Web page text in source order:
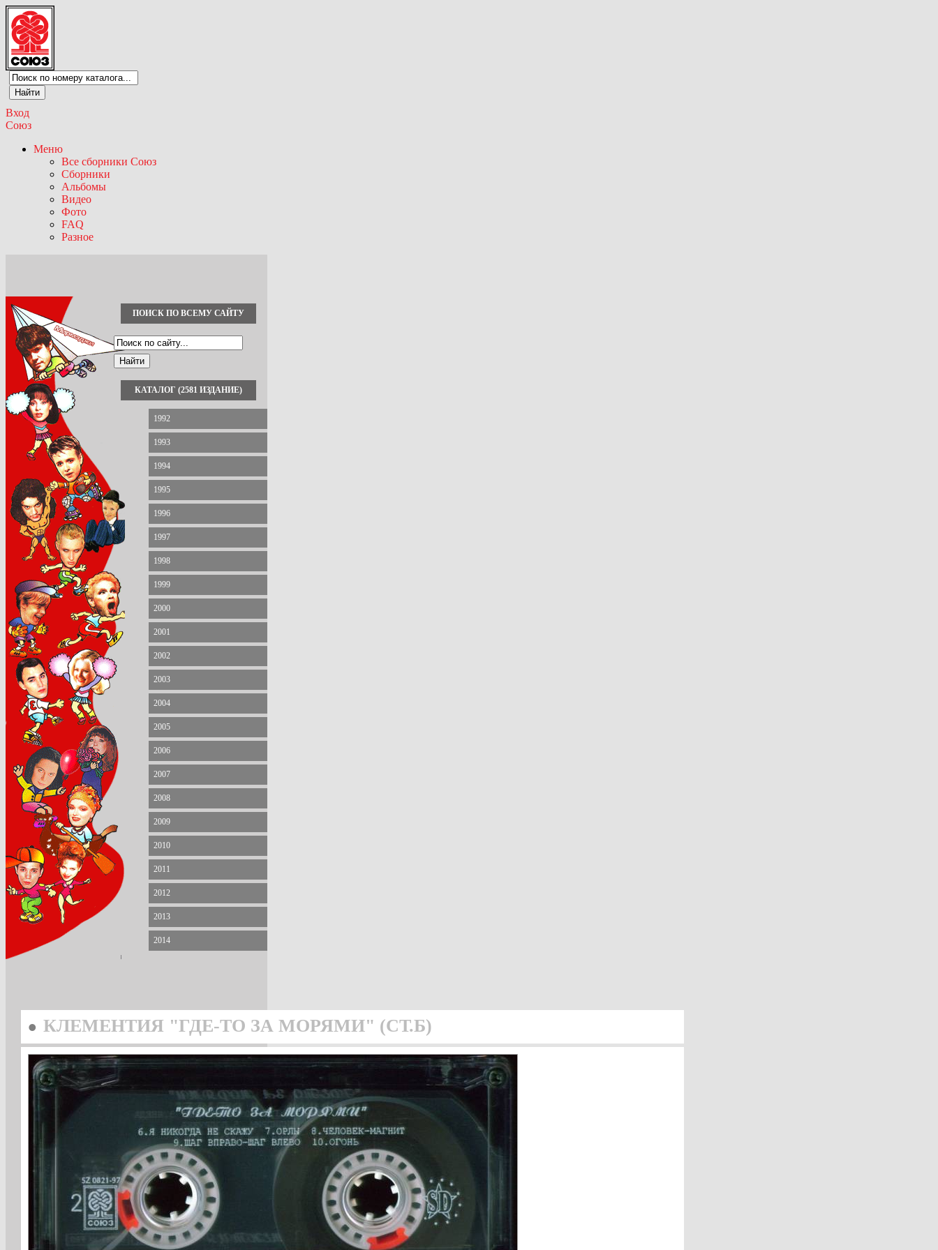
Вход
Союз
Меню
Все сборники Союз
Сборники
Альбомы
Видео
Фото
FAQ
Разное
ПОИСК ПО ВСЕМУ САЙТУ
КАТАЛОГ (2581 ИЗДАНИЕ)
1992
1993
1994
1995
1996
1997
1998
1999
2000
2001
2002
2003
2004
2005
2006
2007
2008
2009
2010
2011
2012
2013
2014
• КЛЕМЕНТИЯ "ГДЕ-ТО ЗА МОРЯМИ" (СТ.Б)